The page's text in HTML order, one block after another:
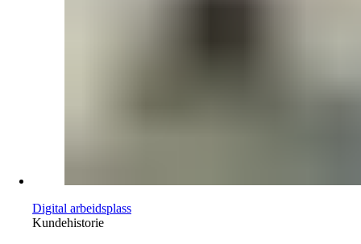
Digital arbeidsplass
Kundehistorie